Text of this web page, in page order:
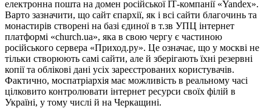
електронна пошта на домен російської ІТ-компанії «Yandex».
Варто зазначити, що сайт єпархії, як і всі сайти благочинь та
монастирів створені на базі єдиної в т.зв УПЦ інтернет
платформі «church.ua», яка в свою чергу є частиною
російського сервера «Приход.ру». Це означає, що у москві не
тільки створюють самі сайти, але й зберігають їхні резервні
копії та облікові дані усіх зареєстрованих користувачів.
Фактично, моспатріархія має можливість в реальному часі
цілковито контролювати інтернет ресурси своїх філій в
Україні, у тому числі й на Черкащині.